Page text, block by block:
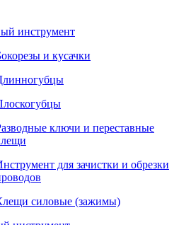
инструмент
и кусачки
ключи и переставные
для зачистки и обрезки
силовые (зажимы)